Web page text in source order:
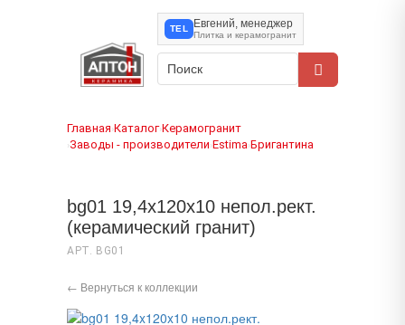
TEL
Евгений, менеджер
Плитка и керамогранит
Главная›Каталог›Керамогранит
›Заводы - производители›Estima›Бригантина
bg01 19,4x120x10 непол.рект.
(керамический гранит)
АРТ. BG01
← Вернуться к коллекции